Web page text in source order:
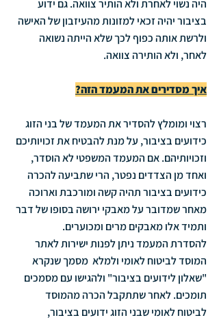
היה נשוי לאחרת ולא הותיר צוואה. גם ידוע
בציבור יהיה זכאי למזונות מהעיזבון של האישה
ולרשת אותה כפוף לכך שלא הייתה נשואה
לאחר, ולא הותירה צוואה.
איך מסדירים את המעמד הזה?
רצוי ומומלץ להסדיר את המעמד של בני הזוג
כידועים בציבור, על מנת להבטיח את זכויותיכם
וזכויותיהם. אם המעמד המשפטי לא הוסדר,
ואחד מן הצדדים נפטר, הרי שתביעה להכרה
כידועים בציבור תהיה קשה ומורכבת וארוכה
מאחר שמדובר על מאבקי ירושה בסופו של דבר
ותמיד אלו מאבקים מרים ומכוערים.
להסדרת המעמד ניתן לפנות ישירות לאתר
המוסד לביטוח לאומי ולמלא  מסמך שנקרא
"שאלון לידועים בציבור" ולהגישו עם מסמכים
תומכים. לאחר שתתקבל הכרה מהמוסד
לביטוח לאומי שבני הזוג ידועים בציבור,